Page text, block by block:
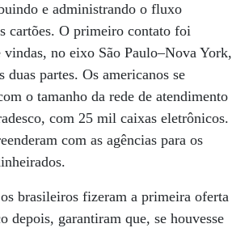
e administrando o fluxo
cartões. O primeiro contato foi
vindas, no eixo São Paulo–Nova York,
duas partes. Os americanos se
o tamanho da rede de atendimento
com 25 mil caixas eletrônicos.
com as agências para os
brasileiros fizeram a primeira oferta
depois, garantiram que, se houvesse